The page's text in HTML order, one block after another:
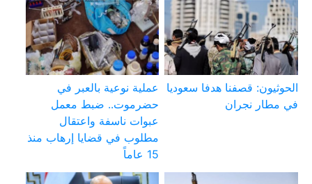
الحوثيون: قصفنا هدفا سعوديا
في مطار نجران
عملية نوعية بالعبر في
حضرموت.. ضبط معمل
عبوات ناسفة واعتقال
مطلوب في قضايا إرهاب منذ
15 عاماً